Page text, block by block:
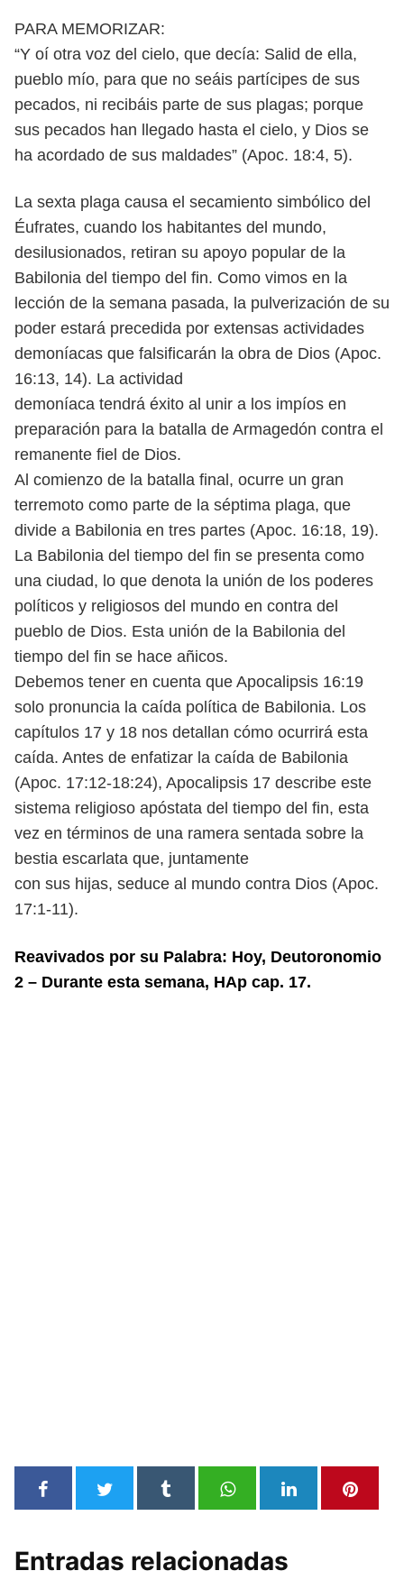
PARA MEMORIZAR:
“Y oí otra voz del cielo, que decía: Salid de ella,
pueblo mío, para que no seáis partícipes de sus
pecados, ni recibáis parte de sus plagas; porque
sus pecados han llegado hasta el cielo, y Dios se
ha acordado de sus maldades” (Apoc. 18:4, 5).
La sexta plaga causa el secamiento simbólico del
Éufrates, cuando los habitantes del mundo,
desilusionados, retiran su apoyo popular de la
Babilonia del tiempo del fin. Como vimos en la
lección de la semana pasada, la pulverización de su
poder estará precedida por extensas actividades
demoníacas que falsificarán la obra de Dios (Apoc.
16:13, 14). La actividad
demoníaca tendrá éxito al unir a los impíos en
preparación para la batalla de Armagedón contra el
remanente fiel de Dios.
Al comienzo de la batalla final, ocurre un gran
terremoto como parte de la séptima plaga, que
divide a Babilonia en tres partes (Apoc. 16:18, 19).
La Babilonia del tiempo del fin se presenta como
una ciudad, lo que denota la unión de los poderes
políticos y religiosos del mundo en contra del
pueblo de Dios. Esta unión de la Babilonia del
tiempo del fin se hace añicos.
Debemos tener en cuenta que Apocalipsis 16:19
solo pronuncia la caída política de Babilonia. Los
capítulos 17 y 18 nos detallan cómo ocurrirá esta
caída. Antes de enfatizar la caída de Babilonia
(Apoc. 17:12-18:24), Apocalipsis 17 describe este
sistema religioso apóstata del tiempo del fin, esta
vez en términos de una ramera sentada sobre la
bestia escarlata que, juntamente
con sus hijas, seduce al mundo contra Dios (Apoc.
17:1-11).
Reavivados por su Palabra: Hoy, Deutoronomio
2 – Durante esta semana, HAp cap. 17.
Entradas relacionadas